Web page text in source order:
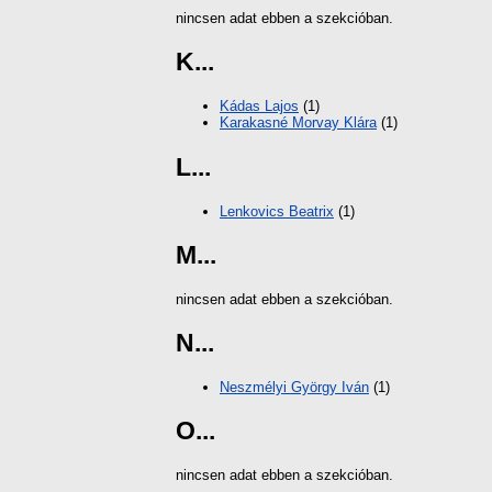
nincsen adat ebben a szekcióban.
K...
Kádas Lajos (1)
Karakasné Morvay Klára(1)
L...
Lenkovics Beatrix (1)
M...
nincsen adat ebben a szekcióban.
N...
Neszmélyi György Iván (1)
O...
nincsen adat ebben a szekcióban.